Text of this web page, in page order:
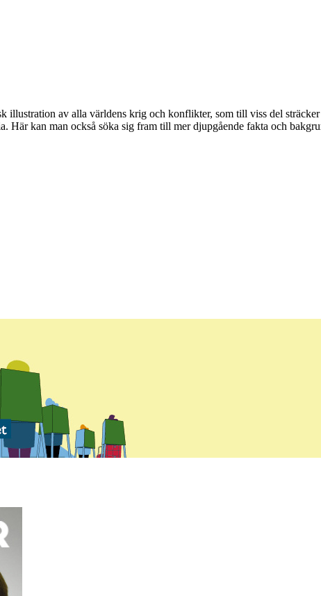
illustration av alla världens krig och konflikter, som till viss del
Här kan man också söka sig fram till mer djupgående fakta och